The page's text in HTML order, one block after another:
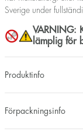
Sverige under
VARNING:
lämplig för
Produktinfo
Förpackningsinfo